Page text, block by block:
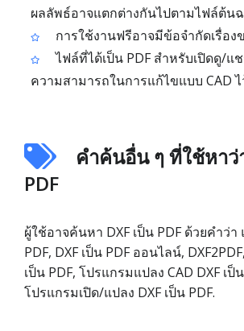
ผลลัพธ์อาจแตกต่างกันไปตามไฟล์ต้น
การใช้งานฟรีอาจมีข้อจำกัดเรื่อง
ไฟล์ที่ได้เป็น PDF สำหรับเปิดดู/แ
ความสามารถในการแก้ไขแบบ CAD
คำค้นอื่น ๆ ที่ใช้หาว่
PDF
ผู้ใช้อาจค้นหา DXF เป็น PDF ด้วยคำว่า
PDF, DXF เป็น PDF ออนไลน์,
เป็น PDF, โปรแกรมแปลง CAD DXF เป็
โปรแกรมเปิด/แปลง DXF เป็น PDF.